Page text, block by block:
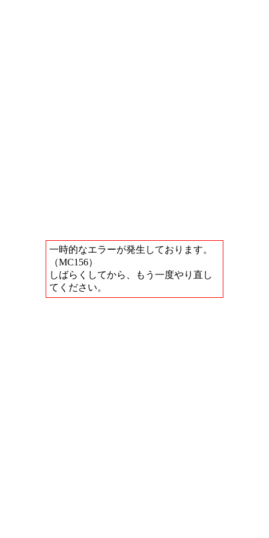
一時的なエラーが発生しております。
（MC156）
しばらくしてから、もう一度やり直し
てください。